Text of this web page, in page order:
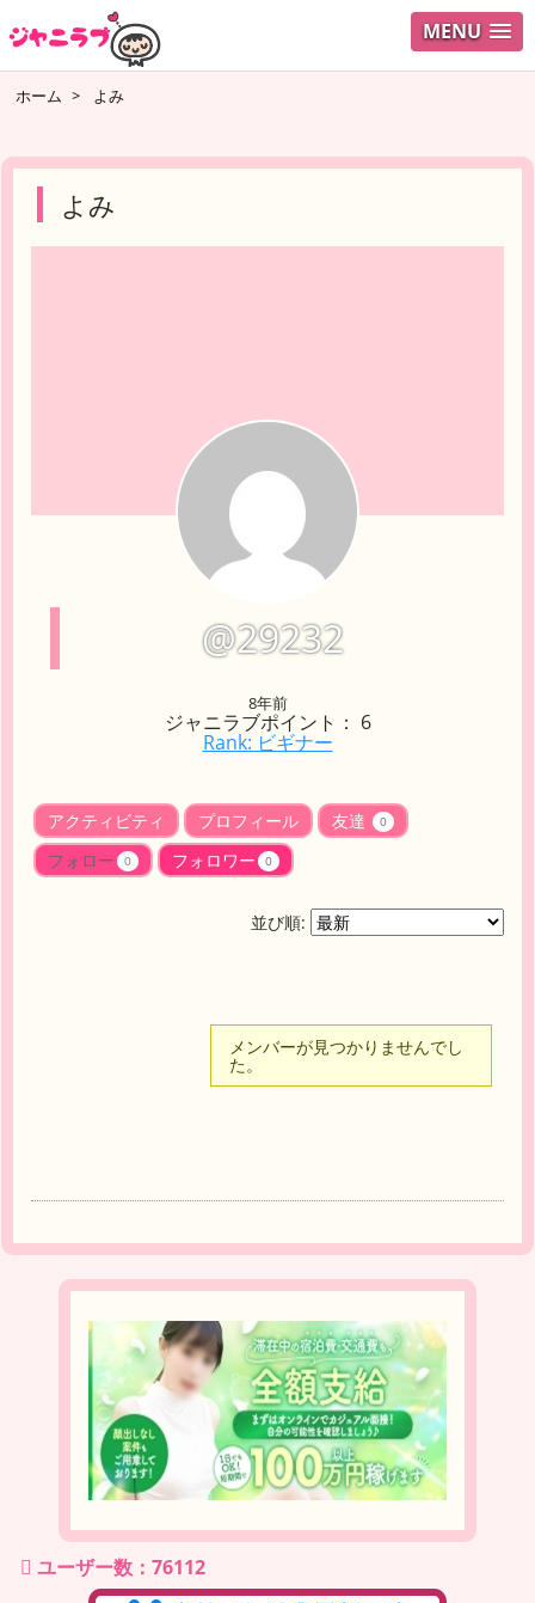
MENU ログイ
ホーム > よみ
よみ
@29232
8年前
ジャニラブポイント： 6
Rank: ビギナー
アクティビティ プロフィール 友達 0
フォロー 0 フォロワー 0
並び順:
メンバーが見つかりませんでし
た。
ユーザー数：76112